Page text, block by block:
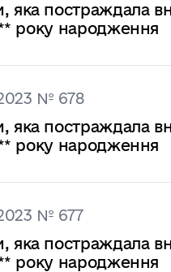
яка постраждала
року народження
№ 678
яка постраждала
року народження
№ 677
яка постраждала
року народження